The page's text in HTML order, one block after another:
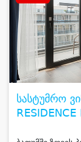
სასტუმრო
RESIDENCE